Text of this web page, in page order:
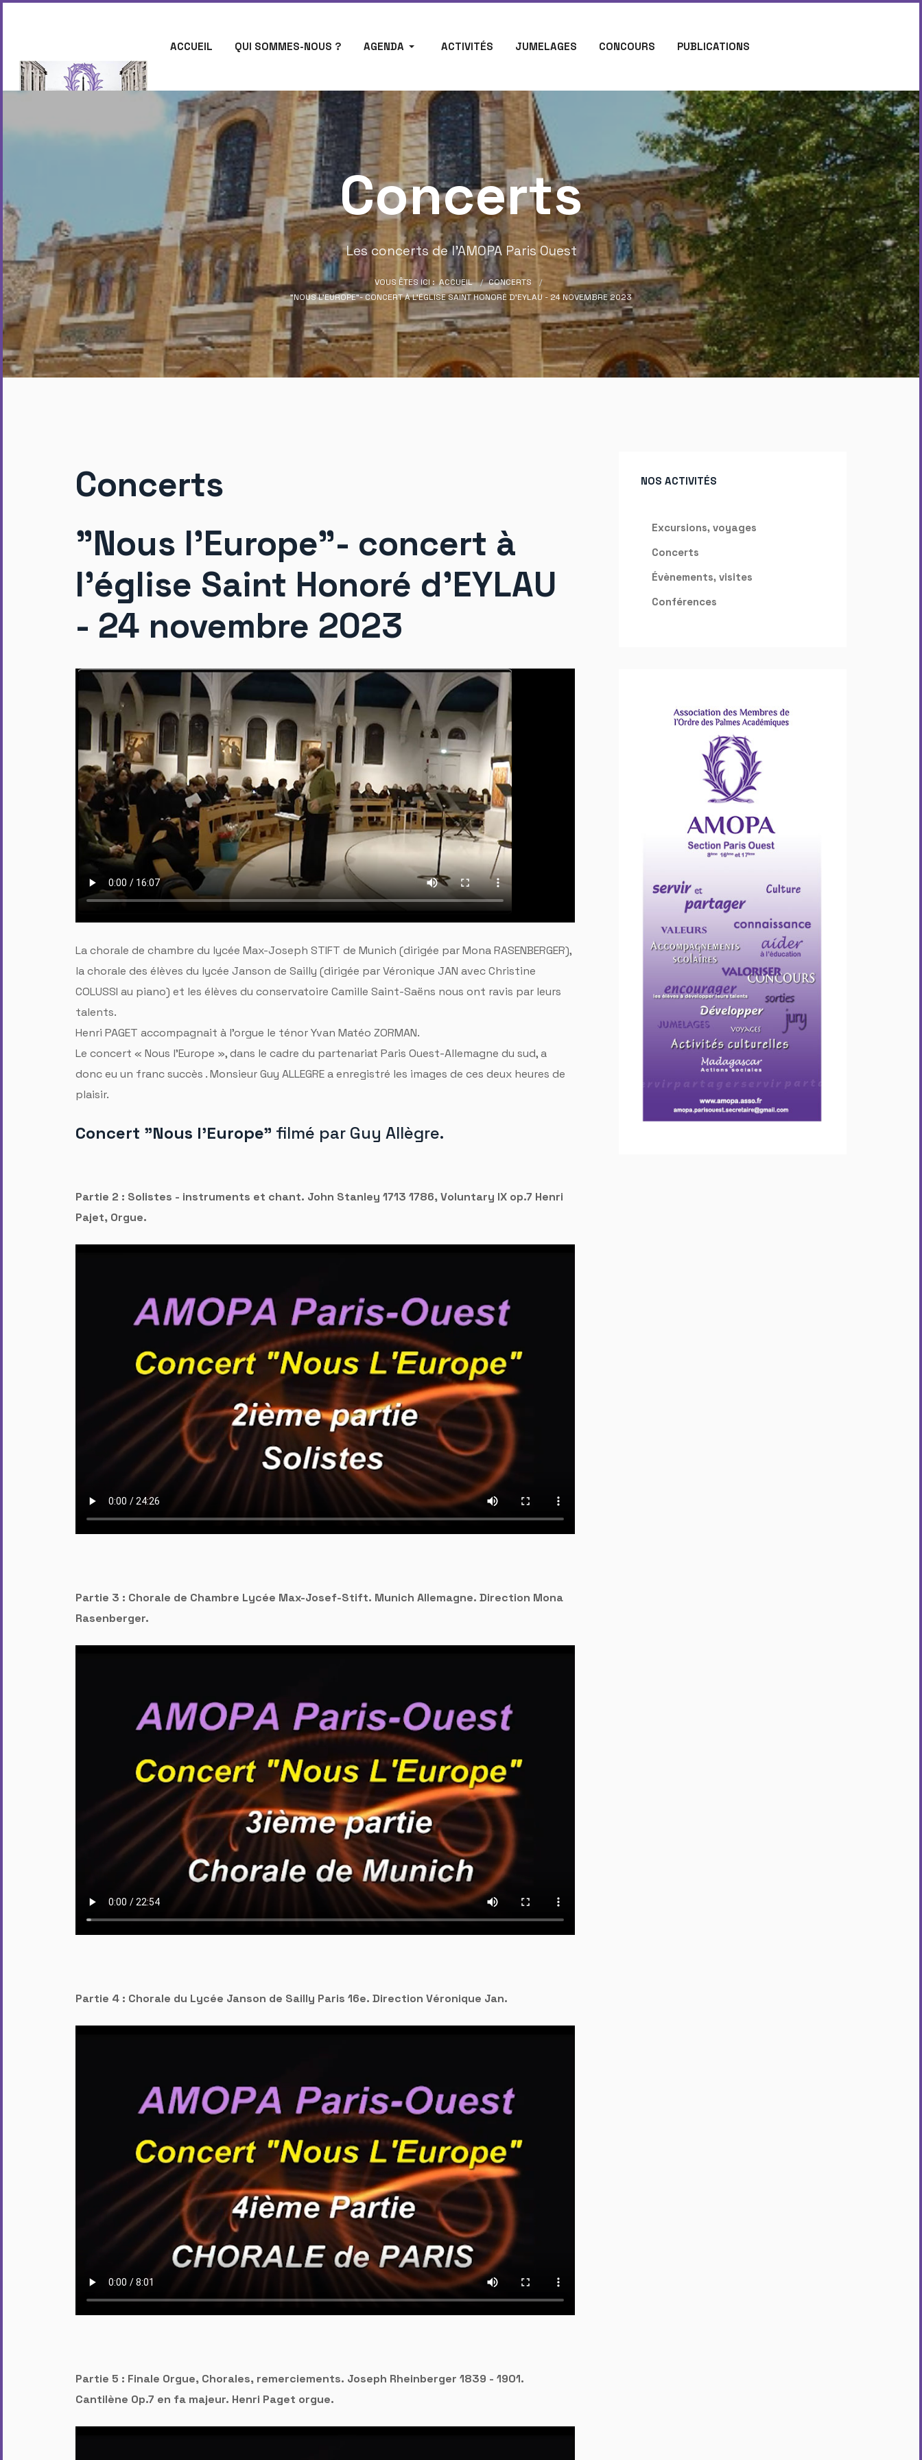
ACCUEIL QUI SOMMES-NOUS ? AGENDA ACTIVITÉS JUMELAGES CONCOURS PUBLICATIONS
CONTACT
Concerts
Les concerts de l'AMOPA Paris Ouest
VOUS ÊTES ICI :ACCUEIL
CONCERTS
"NOUS L'EUROPE"- CONCERT À L’ÉGLISE SAINT HONORÉ D’EYLAU - 24 NOVEMBRE 2023
Concerts
"Nous l'Europe"- concert à
l’église Saint Honoré d’EYLAU
- 24 novembre 2023
La chorale de chambre du lycée Max-Joseph STIFT de Munich (dirigée par Mona RASENBERGER),
la chorale des élèves du lycée Janson de Sailly (dirigée par Véronique JAN avec Christine
COLUSSI au piano) et les élèves du conservatoire Camille Saint-Saëns nous ont ravis par leurs
talents.
Henri PAGET accompagnait à l’orgue le ténor Yvan Matéo ZORMAN.
Le concert « Nous l’Europe », dans le cadre du partenariat Paris Ouest-Allemagne du sud, a
donc eu un franc succès . Monsieur Guy ALLEGRE a enregistré les images de ces deux heures de
plaisir.
Concert "Nous l'Europe" filmé par Guy Allègre.
Partie 2 : Solistes - instruments et chant. John Stanley 1713 1786, Voluntary IX op.7 Henri
Pajet, Orgue.
Partie 3 : Chorale de Chambre Lycée Max-Josef-Stift. Munich Allemagne. Direction Mona
Rasenberger.
Partie 4 : Chorale du Lycée Janson de Sailly Paris 16e. Direction Véronique Jan.
Partie 5 : Finale Orgue, Chorales, remerciements. Joseph Rheinberger 1839 - 1901.
Cantilène Op.7 en fa majeur. Henri Paget orgue.
NOS ACTIVITÉS
Excursions, voyages
Concerts
Évènements, visites
Conférences